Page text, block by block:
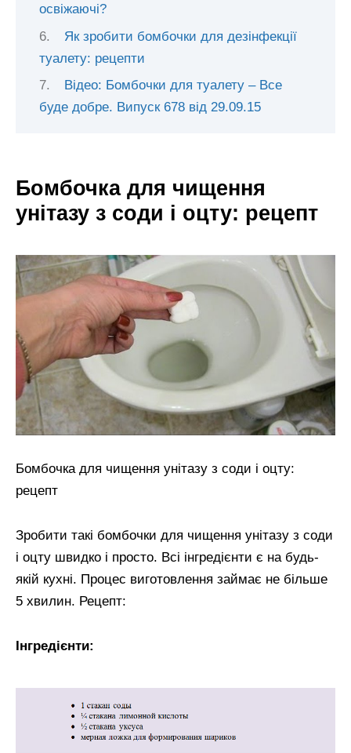
освіжаючі?
Як зробити бомбочки для дезінфекції
туалету: рецепти
Відео: Бомбочки для туалету – Все
буде добре. Випуск 678 від 29.09.15
Бомбочка для чищення
унітазу з соди і оцту: рецепт
Бомбочка для чищення унітазу з соди і оцту:
рецепт
Зробити такі бомбочки для чищення унітазу з соди
і оцту швидко і просто. Всі інгредієнти є на будь-
якій кухні. Процес виготовлення займає не більше
5 хвилин. Рецепт:
Інгредієнти: